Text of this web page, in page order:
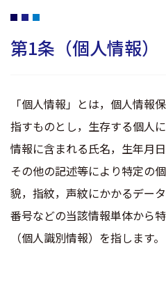
第1条（個人情報）
「個人情報」とは，個人情報
指すものとし，生存する個人
情報に含まれる氏名，生年月
その他の記述等により特定の
貌，指紋，声紋にかかるデー
番号などの当該情報単体から
（個人識別情報）を指します。